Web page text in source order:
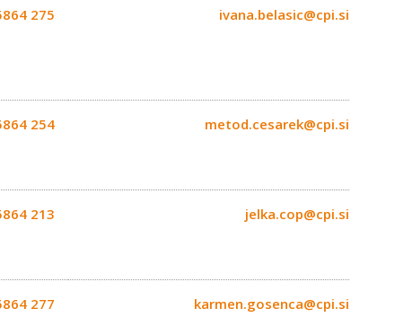
275 ivana.belasic@cpi.si
254 metod.cesarek@cpi.si
213 jelka.cop@cpi.si
277 karmen.gosenca@cpi.si